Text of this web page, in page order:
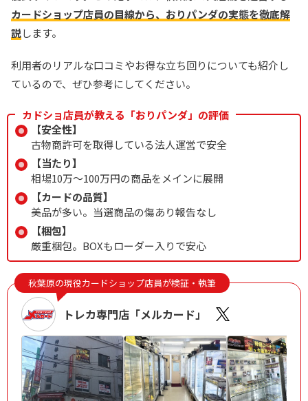
カードショップ店員の目線から、おりパンダの実態を徹底解
説します。
利用者のリアルな口コミやお得な立ち回りについても紹介し
ているので、ぜひ参考にしてください。
カドショ店員が教える「おりパンダ」の評価
【安全性】
古物商許可を取得している法人運営で安全
【当たり】
相場10万〜100万円の商品をメインに展開
【カードの品質】
美品が多い。当選商品の傷あり報告なし
【梱包】
厳重梱包。BOXもローダー入りで安心
秋葉原の現役カードショップ店員が検証・執筆
トレカ専門店「メルカード」